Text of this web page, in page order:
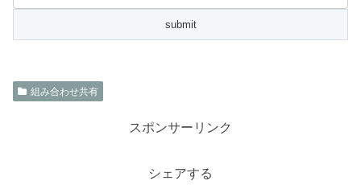
組み合わせ共有
スポンサーリンク
シェアする